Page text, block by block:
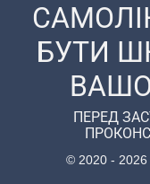
БУТИ
ПЕРЕД
© 2020 - 2026